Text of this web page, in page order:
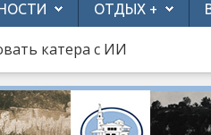
ОТДЫХ +
катера с ИИ